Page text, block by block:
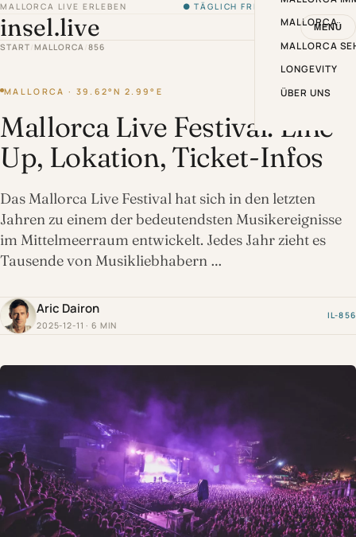
MALLORCA LIVE ERLEBEN ● TÄGLICH FRISCH VON DER INSEL
insel.live MENÜ
MALLORCA
MALLORCA
LONGEVITY
ÜBER UNS
START /MALLORCA /856
MALLORCA · 39.62°N 2.99°E
Mallorca Live Festival: Line-
Up, Lokation, Ticket-Infos
Das Mallorca Live Festival hat sich in den letzten
Jahren zu einem der bedeutendsten Musikereignisse
im Mittelmeerraum entwickelt. Jedes Jahr zieht es
Tausende von Musikliebhabern …
Aric Dairon
2025-12-11 · 6 MIN
IL-856